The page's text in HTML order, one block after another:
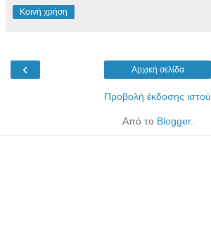
Κοινή χρήση
‹ Αρχική σελίδα
Προβολή έκδοσης ιστού
Από το Blogger.